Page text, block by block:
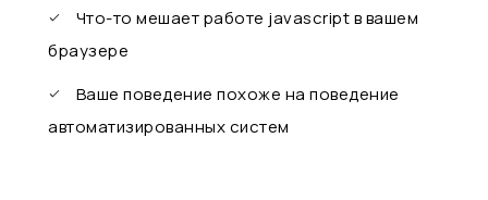
Что-то мешает работе javascript в вашем
браузере
Ваше поведение похоже на поведение
автоматизированных систем